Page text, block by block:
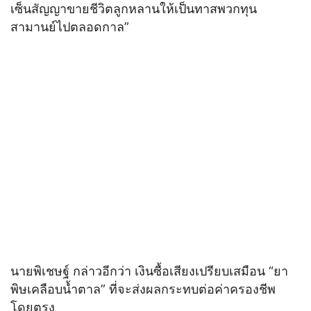
เซ็นสัญญาขายชีวิตลูกหลานให้เป็นทาสพวกทุน
สามานย์ไปตลอดกาล”
นายพิเชษฐ์ กล่าวอีกว่า เงินซื้อเสียงเปรียบเสมือน “ยา
พิษเคลือบน้ำตาล” ที่จะส่งผลกระทบต่อค่าครองชีพ
โดยตรง